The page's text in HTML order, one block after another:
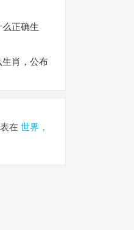
正确生
生肖，公布
在 世界，